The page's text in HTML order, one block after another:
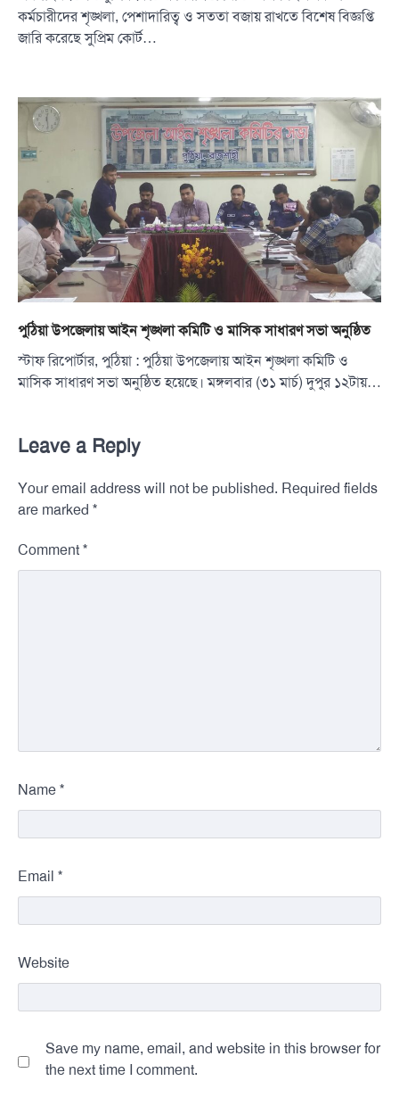
কর্মচারীদের শৃঙ্খলা, পেশাদারিত্ব ও সততা বজায় রাখতে বিশেষ বিজ্ঞপ্তি
জারি করেছে সুপ্রিম কোর্ট…
পুঠিয়া উপজেলায় আইন শৃঙ্খলা কমিটি ও মাসিক সাধারণ সভা অনুষ্ঠিত
স্টাফ রিপোর্টার, পুঠিয়া : পুঠিয়া উপজেলায় আইন শৃঙ্খলা কমিটি ও
মাসিক সাধারণ সভা অনুষ্ঠিত হয়েছে। মঙ্গলবার (৩১ মার্চ) দুপুর ১২টায়…
Leave a Reply
Your email address will not be published. Required fields
are marked *
Comment *
Name *
Email *
Website
Save my name, email, and website in this browser for
the next time I comment.